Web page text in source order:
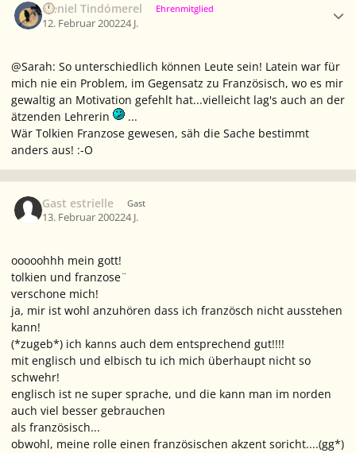
Neniel Tindómerel Ehrenmitglied
12. Februar 200224 J.
@Sarah: So unterschiedlich können Leute sein! Latein war für
mich nie ein Problem, im Gegensatz zu Französisch, wo es mir
gewaltig an Motivation gefehlt hat...vielleicht lag's auch an der
ätzenden Lehrerin
...
Wär Tolkien Franzose gewesen, säh die Sache bestimmt
anders aus! :-O
Gast estrielle Gast
13. Februar 200224 J.
ooooohhh mein gott!
tolkien und franzose¨
verschone mich!
ja, mir ist wohl anzuhören dass ich französch nicht ausstehen
kann!
(*zugeb*) ich kanns auch dem entsprechend gut!!!!
mit englisch und elbisch tu ich mich überhaupt nicht so
schwehr!
englisch ist ne super sprache, und die kann man im norden
auch viel besser gebrauchen
als französisch...
obwohl, meine rolle einen französischen akzent soricht....(gg*)